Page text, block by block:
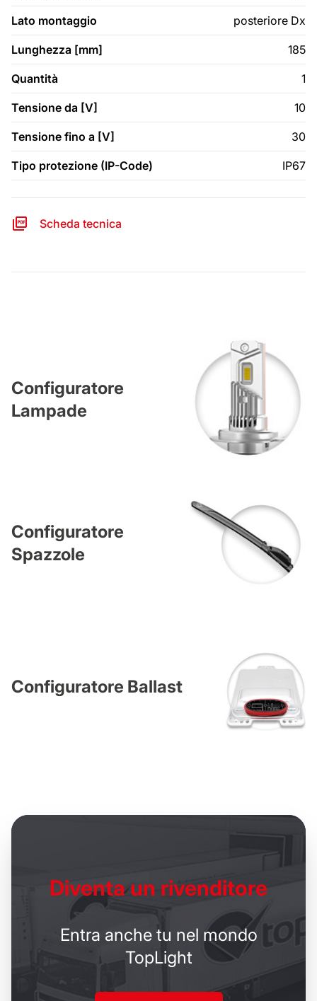
Lato montaggio posteriore Dx
Lunghezza [mm] 185
Quantità 1
Tensione da [V] 10
Tensione fino a [V] 30
Tipo protezione (IP-Code) IP67
Scheda tecnica
Configuratore
Lampade
Configuratore
Spazzole
Configuratore Ballast
Diventa un rivenditore
Entra anche tu nel mondo
TopLight